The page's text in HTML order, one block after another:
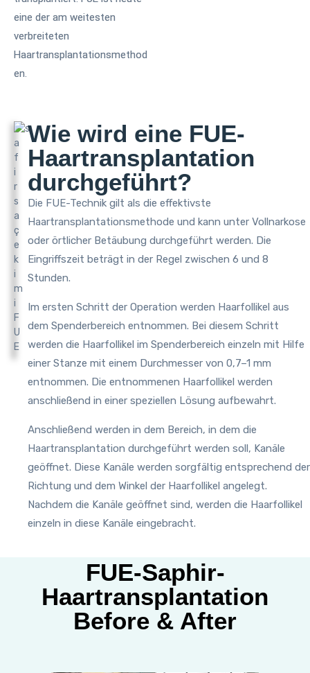
eine der am weitesten
verbreiteten
Haartransplantationsmethod
en.
Wie wird eine FUE-
Haartransplantation
durchgeführt?
Die FUE-Technik gilt als die effektivste
Haartransplantationsmethode und kann unter Vollnarkose
oder örtlicher Betäubung durchgeführt werden. Die
Eingriffszeit beträgt in der Regel zwischen 6 und 8
Stunden.
Im ersten Schritt der Operation werden Haarfollikel aus
dem Spenderbereich entnommen. Bei diesem Schritt
werden die Haarfollikel im Spenderbereich einzeln mit Hilfe
einer Stanze mit einem Durchmesser von 0,7–1 mm
entnommen. Die entnommenen Haarfollikel werden
anschließend in einer speziellen Lösung aufbewahrt.
Anschließend werden in dem Bereich, in dem die
Haartransplantation durchgeführt werden soll, Kanäle
geöffnet. Diese Kanäle werden sorgfältig entsprechend der
Richtung und dem Winkel der Haarfollikel angelegt.
Nachdem die Kanäle geöffnet sind, werden die Haarfollikel
einzeln in diese Kanäle eingebracht.
FUE-Saphir-
Haartransplantation
Before & After